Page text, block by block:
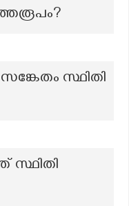
സ്ഥിതി
സ്ഥിതി